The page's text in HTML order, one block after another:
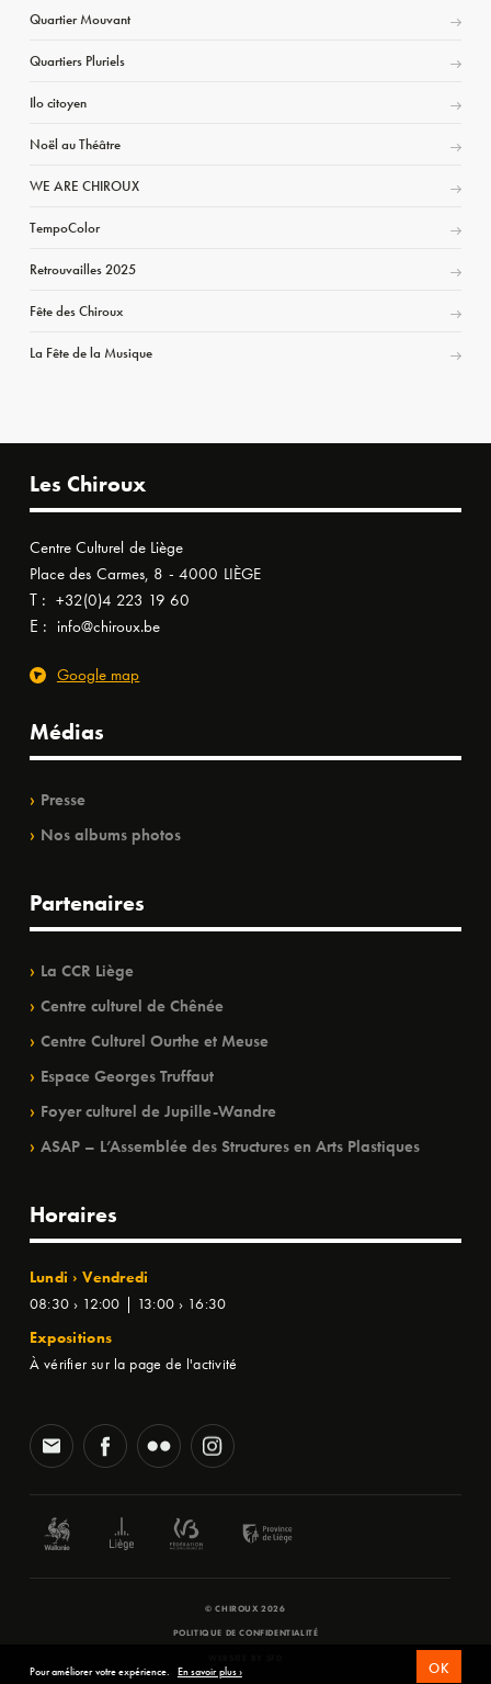
Quartier Mouvant
Quartiers Pluriels
Ilo citoyen
Noël au Théâtre
WE ARE CHIROUX
TempoColor
Retrouvailles 2025
Fête des Chiroux
La Fête de la Musique
Les Chiroux
Centre Culturel de Liège
Place des Carmes, 8 - 4000 LIÈGE
T : +32(0)4 223 19 60
E : info@chiroux.be
Google map
Médias
Presse
Nos albums photos
Partenaires
La CCR Liège
Centre culturel de Chênée
Centre Culturel Ourthe et Meuse
Espace Georges Truffaut
Foyer culturel de Jupille-Wandre
ASAP – L’Assemblée des Structures en Arts Plastiques
Horaires
Lundi › Vendredi
08:30 › 12:00 | 13:00 › 16:30
Expositions
À vérifier sur la page de l'activité
© CHIROUX 2026
POLITIQUE DE CONFIDENTIALITÉ
Pour améliorer votre expérience. En savoir plus › OK